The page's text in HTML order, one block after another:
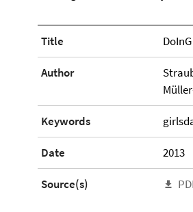
Title
Author
Keywords
Date 2013
Source(s)